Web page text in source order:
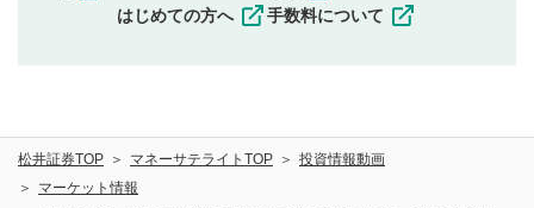
一度投稿した評価およびコメントの変更・削除はできま
に関する著作者人格権を行使しないことに同意します。利
用者が投稿したコメントは、当社サービスの広告・宣伝、
利用促進の目的で、印刷物・WEBサイト・SNS等に掲載す
はじめての方へ
手数料について
松井証券TOP マネーサテライトTOP
投資情報動画
マーケット情報